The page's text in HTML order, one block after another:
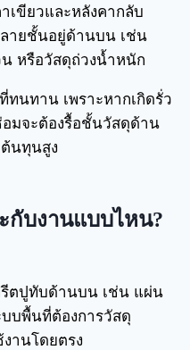
เขียวและหลังคากลับ
ายชั้นอยู่ด้านบน เช่น
หรือวัสดุถ่วงน้ำหนัก
ทนทาน เพราะหากเกิดรั่ว
มจะต้องรื้อชั้นวัสดุด้าน
นทุนสูง
กับงานแบบไหน?
ตปูทับด้านบน เช่น แผ่น
บพื้นที่ต้องการวัสดุ
านโดยตรง